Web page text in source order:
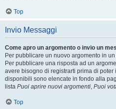
Top
Invio Messaggi
Come apro un argomento o invio un
Per pubblicare un nuovo argomento in
Per pubblicare una risposta ad un
avere bisogno di registrarti prima di
disponibili sono elencate in fondo alla
lista Puoi aprire nuovi argomenti, Puoi
Top